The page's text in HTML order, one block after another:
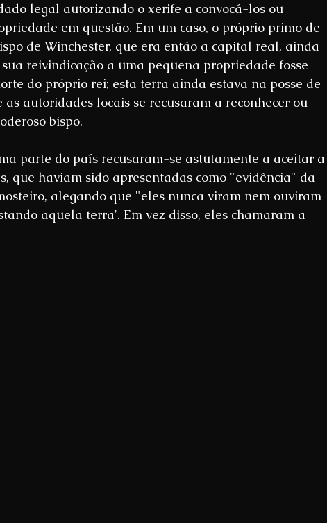
legal autorizando o xerife a convocá-los ou
em questão. Em um caso, o próprio primo de
de Winchester, que era então a capital real, ainda
reivindicação a uma pequena propriedade fosse
do próprio rei; esta terra ainda estava na posse de
autoridades locais se recusaram a reconhecer ou
bispo.
parte do país recusaram-se astutamente a aceitar a
que haviam sido apresentadas como "evidência" da
alegando que "eles nunca viram nem ouviram
aquela terra'. Em vez disso, eles chamaram a